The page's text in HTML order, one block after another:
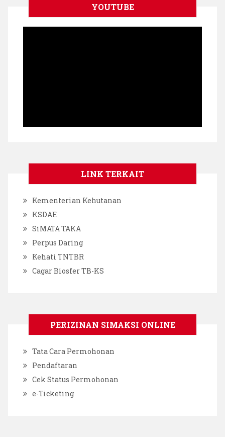
YOUTUBE
LINK TERKAIT
Kementerian Kehutanan
KSDAE
SiMATA TAKA
Perpus Daring
Kehati TNTBR
Cagar Biosfer TB-KS
PERIZINAN SIMAKSI ONLINE
Tata Cara Permohonan
Pendaftaran
Cek Status Permohonan
e-Ticketing